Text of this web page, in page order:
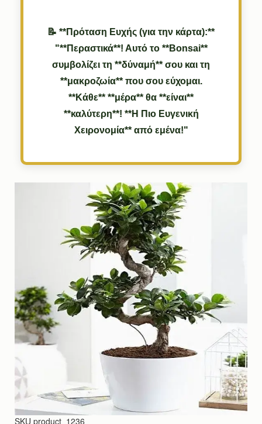
📝 **Πρόταση Ευχής (για την κάρτα):**
"**Περαστικά**! Αυτό το **Bonsai**
συμβολίζει τη **δύναμή** σου και τη
**μακροζωία** που σου εύχομαι.
**Κάθε** **μέρα** θα **είναι**
**καλύτερη**! **Η Πιο Ευγενική
Χειρονομία** από εμένα!"
SKU product_1236